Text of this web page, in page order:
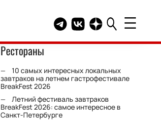
Telegram канал HELLO
Группа HELLO
Канал HELLO в
Рестораны
10 самых интересных локальных
завтраков на летнем гастрофестивале
BreakFest 2026
Летний фестиваль завтраков
BreakFest 2026: самое интересное в
Санкт-Петербурге